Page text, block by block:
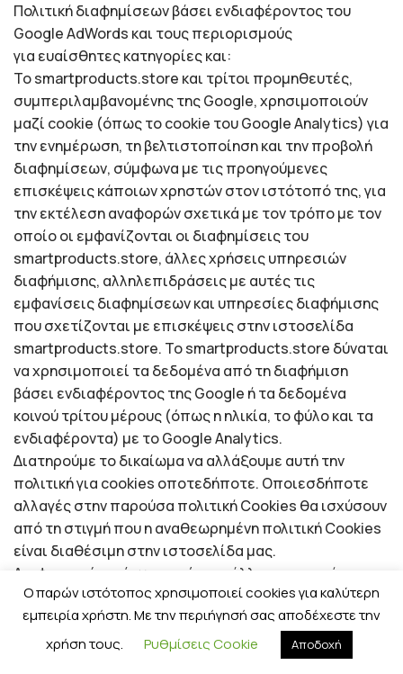
Πολιτική διαφημίσεων βάσει ενδιαφέροντος του
Google AdWords και τους περιορισμούς
για ευαίσθητες κατηγορίες και:
To smartproducts.store και τρίτοι προμηθευτές,
συμπεριλαμβανομένης της Google, χρησιμοποιούν
μαζί cookie (όπως το cookie του Google Analytics) για
την ενημέρωση, τη βελτιστοποίηση και την προβολή
διαφημίσεων, σύμφωνα με τις προηγούμενες
επισκέψεις κάποιων χρηστών στον ιστότοπό της, για
την εκτέλεση αναφορών σχετικά με τον τρόπο με τον
οποίο οι εμφανίζονται οι διαφημίσεις του
smartproducts.store, άλλες χρήσεις υπηρεσιών
διαφήμισης, αλληλεπιδράσεις με αυτές τις
εμφανίσεις διαφημίσεων και υπηρεσίες διαφήμισης
που σχετίζονται με επισκέψεις στην ιστοσελίδα
smartproducts.store. To smartproducts.store δύναται
να χρησιμοποιεί τα δεδομένα από τη διαφήμιση
βάσει ενδιαφέροντος της Google ή τα δεδομένα
κοινού τρίτου μέρους (όπως η ηλικία, το φύλο και τα
ενδιαφέροντα) με το Google Analytics.
Διατηρούμε το δικαίωμα να αλλάξουμε αυτή την
πολιτική για cookies οποτεδήποτε. Οποιεσδήποτε
αλλαγές στην παρούσα πολιτική Cookies θα ισχύσουν
από τη στιγμή που η αναθεωρημένη πολιτική Cookies
είναι διαθέσιμη στην ιστοσελίδα μας.
Διαφημιστές τρίτων μερών και άλλες επιχειρήσεις
που συνεργαζόμαστε μπορεί να χρησιμοποιούν τα
δικά τους Cookies για να συλλέξουν πληροφορίες που
αφορούν στις δραστηριότητές σας στην ιστοσελίδα
Ο παρών ιστότοπος χρησιμοποιεί cookies για καλύτερη
εμπειρία χρήστη. Με την περιήγησή σας αποδέχεστε την
χρήση τους.
Ρυθμίσεις Cookie Αποδοχή